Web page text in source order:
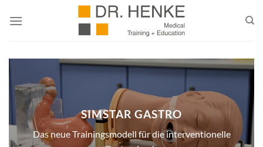
Inhalt
SIMSTAR GASTRO
Das neue Trainingsmodell für die interventionelle